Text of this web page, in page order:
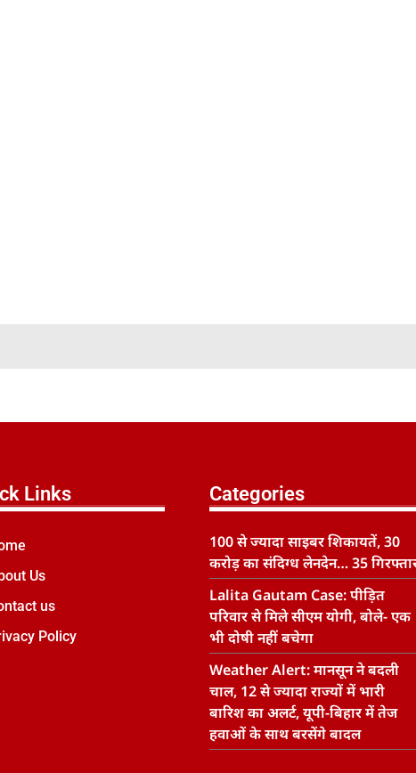
Links
Us
us
Policy
Categories
100 से ज्यादा साइबर शिकायतें, 30
करोड़ का संदिग्ध लेनदेन… 35
Lalita Gautam Case: पीड़ित
परिवार से मिले सीएम योगी, बोले- एक
भी दोषी नहीं बचेगा
Weather Alert: मानसून ने बदली
चाल, 12 से ज्यादा राज्यों में भारी
बारिश का अलर्ट, यूपी-बिहार में तेज
हवाओं के साथ बरसेंगे बादल